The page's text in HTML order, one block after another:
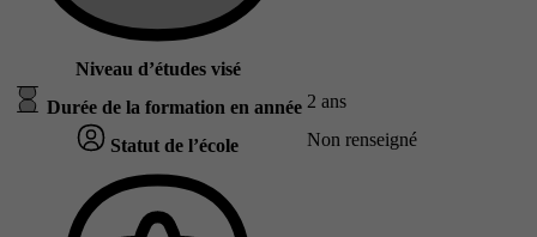
Niveau d’études visé
Durée de la formation en année 2 ans
Statut de l’école Non renseigné